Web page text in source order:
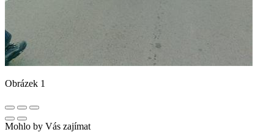
Obrázek 1
Mohlo by Vás zajímat